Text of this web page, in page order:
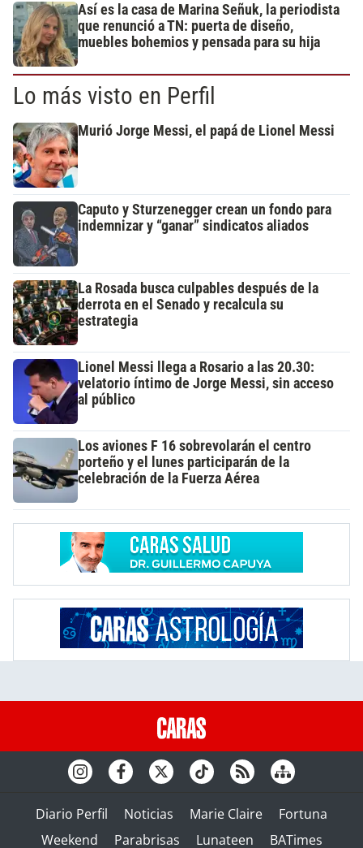
Así es la casa de Marina Señuk, la periodista
que renunció a TN: puerta de diseño,
muebles bohemios y pensada para su hija
Lo más visto en Perfil
Murió Jorge Messi, el papá de Lionel Messi
Caputo y Sturzenegger crean un fondo para
indemnizar y “ganar” sindicatos aliados
La Rosada busca culpables después de la
derrota en el Senado y recalcula su
estrategia
Lionel Messi llega a Rosario a las 20.30:
velatorio íntimo de Jorge Messi, sin acceso
al público
Los aviones F 16 sobrevolarán el centro
porteño y el lunes participarán de la
celebración de la Fuerza Aérea
Diario Perfil Noticias Marie Claire
Fortuna
Weekend
Parabrisas Lunateen BATimes